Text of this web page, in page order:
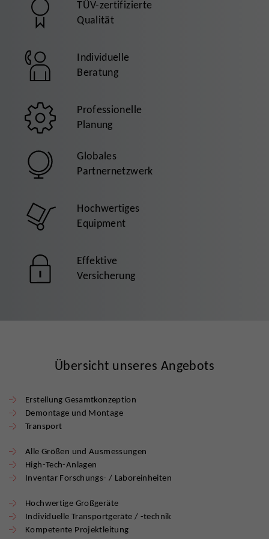
TÜV-zertifizierte
Qualität
Individuelle
Beratung
Professionelle
Planung
Globales
Partnernetzwerk
Hochwertiges
Equipment
Effektive
Versicherung
Übersicht unseres Angebots
Erstellung Gesamtkonzeption
Demontage und Montage
Transport
Alle Größen und Ausmessungen
High-Tech-Anlagen
Inventar Forschungs- / Laboreinheiten
Hochwertige Großgeräte
Individuelle Transportgeräte / -technik
Kompetente Projektleitung